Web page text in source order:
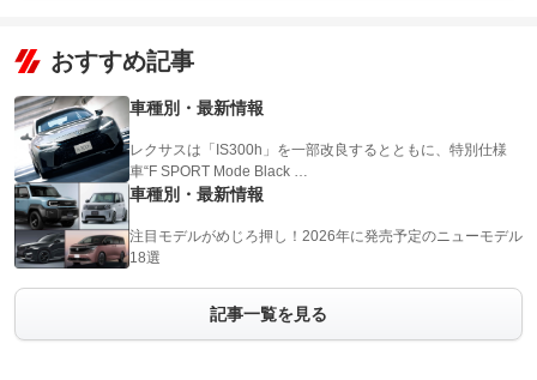
おすすめ記事
車種別・最新情報
レクサスは「IS300h」を一部改良するとともに、特別仕様
車“F SPORT Mode Black …
車種別・最新情報
注目モデルがめじろ押し！2026年に発売予定のニューモデル
18選
記事一覧を見る